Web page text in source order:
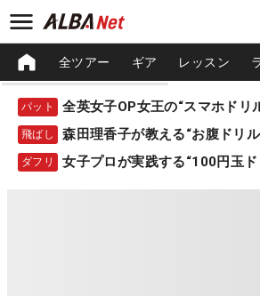
全ツアー ギア レッスン
パット 全英女子OP女王の“スマホドリ
飛ばし 森田理香子が教える“お腹ドリル
ダフリ 女子プロが実践する“100円玉ド